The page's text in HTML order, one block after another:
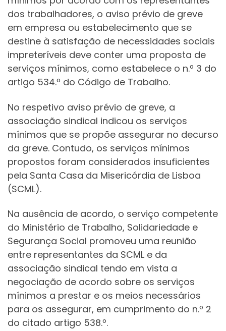
dos trabalhadores, o aviso prévio de greve
em empresa ou estabelecimento que se
destine à satisfação de necessidades sociais
impreteríveis deve conter uma proposta de
serviços mínimos, como estabelece o n.º 3 do
artigo 534.º do Código de Trabalho.
No respetivo aviso prévio de greve, a
associação sindical indicou os serviços
mínimos que se propõe assegurar no decurso
da greve. Contudo, os serviços mínimos
propostos foram considerados insuficientes
pela Santa Casa da Misericórdia de Lisboa
(SCML).
Na ausência de acordo, o serviço competente
do Ministério de Trabalho, Solidariedade e
Segurança Social promoveu uma reunião
entre representantes da SCML e da
associação sindical tendo em vista a
negociação de acordo sobre os serviços
mínimos a prestar e os meios necessários
para os assegurar, em cumprimento do n.º 2
do citado artigo 538.º.